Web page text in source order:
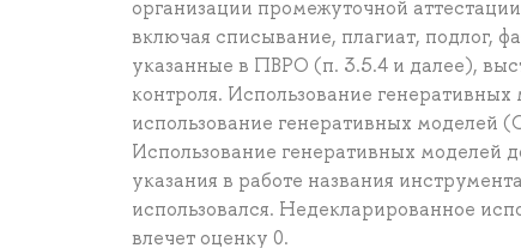
организации промежуточной
включая списывание, плагиат, подлог,
указанные в ПВРО (п. 3.5.4 и далее),
контроля. Использование
использование генеративных моделей
Использование генеративных моделей
указания в работе названия
использовался. Недекларированное
влечет оценку 0.